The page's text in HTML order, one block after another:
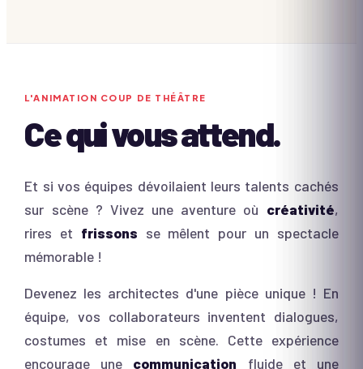
L'ANIMATION COUP DE THÉÂTRE
Ce qui vous attend.
Et si vos équipes dévoilaient leurs talents cachés
sur scène ? Vivez une aventure où créativité,
rires et frissons se mêlent pour un spectacle
mémorable !
Devenez les architectes d'une pièce unique ! En
équipe, vos collaborateurs inventent dialogues,
costumes et mise en scène. Cette expérience
encourage une communication fluide et une